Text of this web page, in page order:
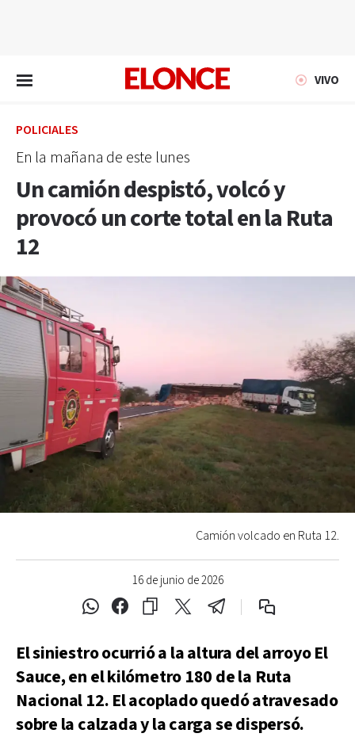
VIVO
POLICIALES
En la mañana de este lunes
Un camión despistó, volcó y
provocó un corte total en la Ruta
12
16 de junio de 2026
Camión volcado en Ruta 12.
El siniestro ocurrió a la altura del arroyo El
Sauce, en el kilómetro 180 de la Ruta
Nacional 12. El acoplado quedó atravesado
sobre la calzada y la carga se dispersó.